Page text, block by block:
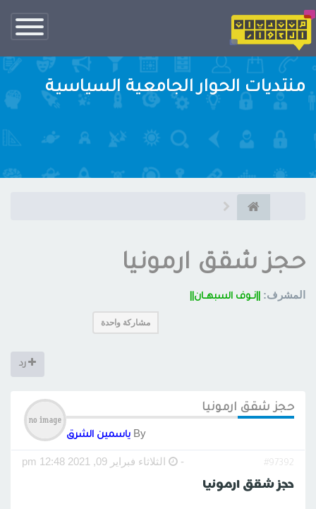
تبديل
الناف
منتديات الحوار الجامعية السياسية
حجز شقق ارمونيا
المشرف: ||نــوف السبهــان||
مشاركة واحدة
رد
حجز شقق ارمونيا
By ياسمين الشرق
- الثلاثاء فبراير 09, 2021 12:48 pm #97392
حجز شقق ارمونيا